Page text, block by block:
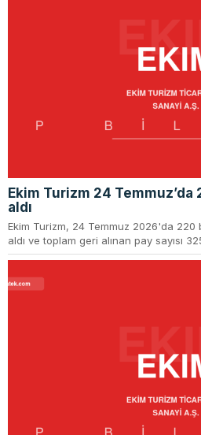
Ekim Turizm 24
aldı
Ekim Turizm, 24 Temmuz 2026'da 220
aldı ve toplam geri alınan pay sayısı